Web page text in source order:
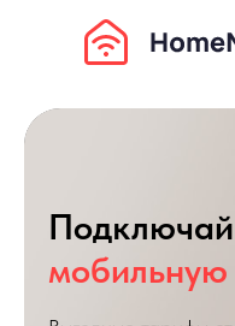
Подключай
мобильную